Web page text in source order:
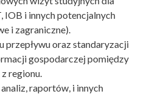
IOB i innych potencjalnych
i zagraniczne).
przepływu oraz standaryzacji
gospodarczej pomiędzy
regionu.
raportów, i innych